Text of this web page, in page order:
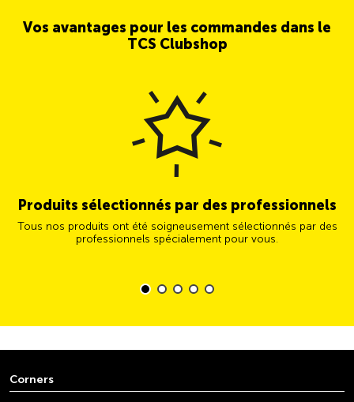
Vos avantages pour les commandes dans le
TCS Clubshop
Produits sélectionnés par des professionnels
Tous nos produits ont été soigneusement sélectionnés par des
professionnels spécialement pour vous.
Corners